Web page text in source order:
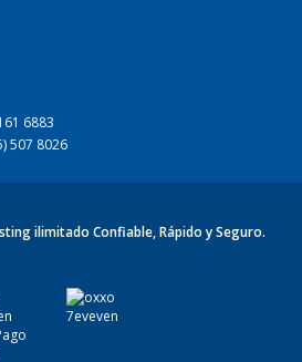
6883
507 8026
ilimitado Confiable, Rápido y Seguro.